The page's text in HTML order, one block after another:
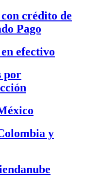
crédito de
Pago
efectivo
por
y